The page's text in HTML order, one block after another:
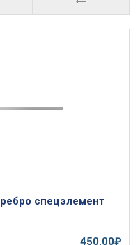
спецэлемент
450.00₽